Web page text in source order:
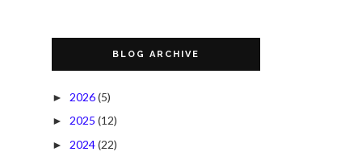
BLOG ARCHIVE
► 2026(5)
► 2025 (12)
► 2024(22)